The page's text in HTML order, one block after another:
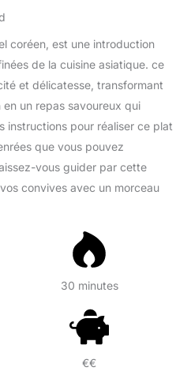
coréen, est une introduction
de la cuisine asiatique. ce
et délicatesse, transformant
un repas savoureux qui
instructions pour réaliser ce plat
que vous pouvez
vous guider par cette
convives avec un morceau
30 minutes
€€